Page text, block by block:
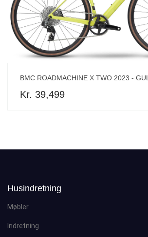
BMC ROADMACHINE X TWO 2023 - GUL
Kr. 39,499
Husindretning
Møbler
Indretning